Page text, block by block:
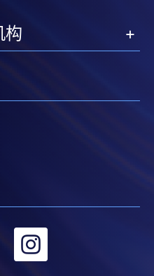
构
转